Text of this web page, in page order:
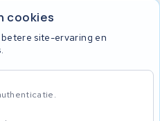
cookies
site-ervaring en